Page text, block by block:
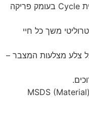
וליותר מ- 200 מחזורים בעבודה מחזורית Cycle בעומק פריקה
משך כל חיי
כל צלע מצלעות המצבר –
עמידה בתקני UL לבטיחות והגנה ובעל (MSDS (Material